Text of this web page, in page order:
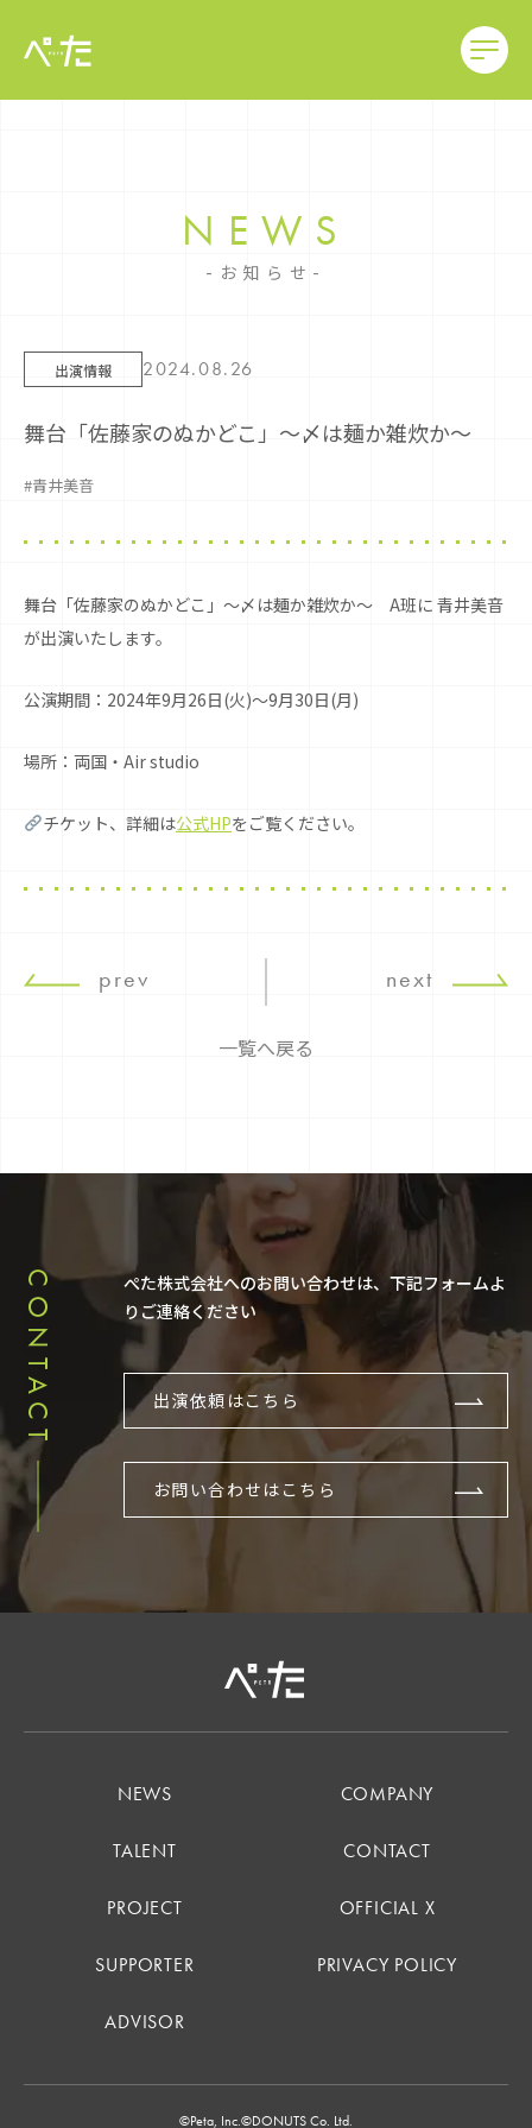
NEWS
お知らせ
出演情報 2024.08.26
舞台「佐藤家のぬかどこ」〜〆は麺か雑炊か〜
#青井美音
舞台「佐藤家のぬかどこ」〜〆は麺か雑炊か〜 A班に 青井美音
が出演いたします。
公演期間：2024年9月26日(火)～9月30日(月)
場所：両国・Air studio
チケット、詳細は公式HPをご覧ください。
prev
一覧へ戻る
next
CONTACT
ぺた株式会社へのお問い合わせは、下記フォームよ
りご連絡ください
出演依頼はこちら
お問い合わせはこちら
NEWS
TALENT
PROJECT
SUPPORTER
ADVISOR
COMPANY
CONTACT
OFFICIAL X
PRIVACY POLICY
©Peta, Inc.©DONUTS Co. Ltd.